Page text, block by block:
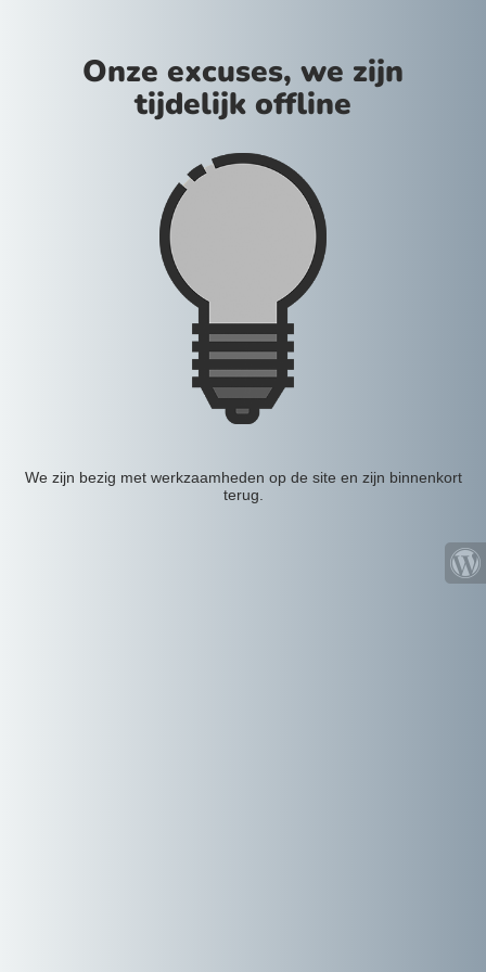
Onze excuses, we zijn
tijdelijk offline
We zijn bezig met werkzaamheden op de site en zijn binnenkort
terug.